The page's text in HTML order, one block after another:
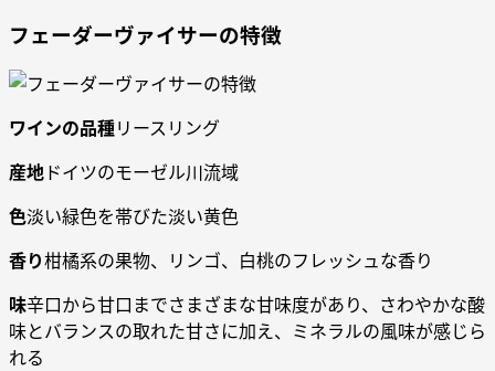
フェーダーヴァイサーの特徴
ワインの品種リースリング
産地ドイツのモーゼル川流域
色淡い緑色を帯びた淡い黄色
香り柑橘系の果物、リンゴ、白桃のフレッシュな香り
味辛口から甘口までさまざまな甘味度があり、さわやかな酸
味とバランスの取れた甘さに加え、ミネラルの風味が感じら
れる